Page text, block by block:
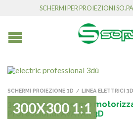
SCHERMI PER PROIEZIONI
300X300 1:1
SCHERMI PROIEZIONE 3D / LINEA ELETTRICI 3D
300X300 1:1 Schermo
Professional AVATAR 3D